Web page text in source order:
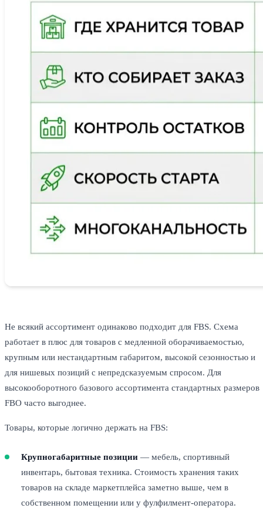
Не всякий ассортимент одинаково подходит для FBS. Схема
работает в плюс для товаров с медленной оборачиваемостью,
крупным или нестандартным габаритом, высокой сезонностью и
для нишевых позиций с непредсказуемым спросом. Для
высокооборотного базового ассортимента стандартных размеров
FBO часто выгоднее.
Товары, которые логично держать на FBS:
Крупногабаритные позиции — мебель, спортивный
инвентарь, бытовая техника. Стоимость хранения таких
товаров на складе маркетплейса заметно выше, чем в
собственном помещении или у фулфилмент-оператора.